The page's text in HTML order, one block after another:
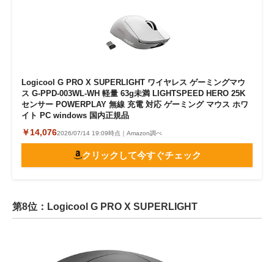
Logicool G PRO X SUPERLIGHT ワイヤレス ゲーミングマウ
ス G-PPD-003WL-WH 軽量 63g未満 LIGHTSPEED HERO 25K
センサー POWERPLAY 無線 充電 対応 ゲーミング マウス ホワ
イト PC windows 国内正規品
￥14,0762026/07/14 19:09時点｜Amazon調べ
クリックして今すぐチェック
第8位：Logicool G PRO X SUPERLIGHT